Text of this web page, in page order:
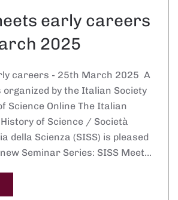
early careers
2025
careers - 25th March 2025 A
by the Italian Society
Science Online The Italian
of Science / Società
della Scienza (SISS) is pleased
Seminar Series: SISS Meet…